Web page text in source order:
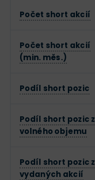
Počet short akcií
Počet short akcií
(min. měs.)
Podíl short pozic
Podíl short pozic z
volného objemu
Podíl short pozic z
vydaných akcií